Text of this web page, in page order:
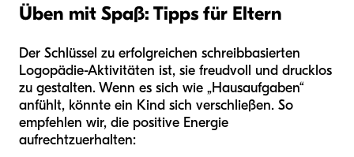
Üben mit Spaß: Tipps für Eltern
Der Schlüssel zu erfolgreichen schreibbasierten
Logopädie-Aktivitäten ist, sie freudvoll und drucklos
zu gestalten. Wenn es sich wie „Hausaufgaben“
anfühlt, könnte ein Kind sich verschließen. So
empfehlen wir, die positive Energie
aufrechtzuerhalten: